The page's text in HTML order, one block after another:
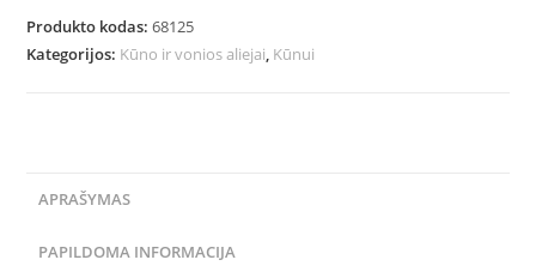
Produkto kodas:68125
Kategorijos: Kūno ir vonios aliejai, Kūnui
APRAŠYMAS
PAPILDOMA INFORMACIJA